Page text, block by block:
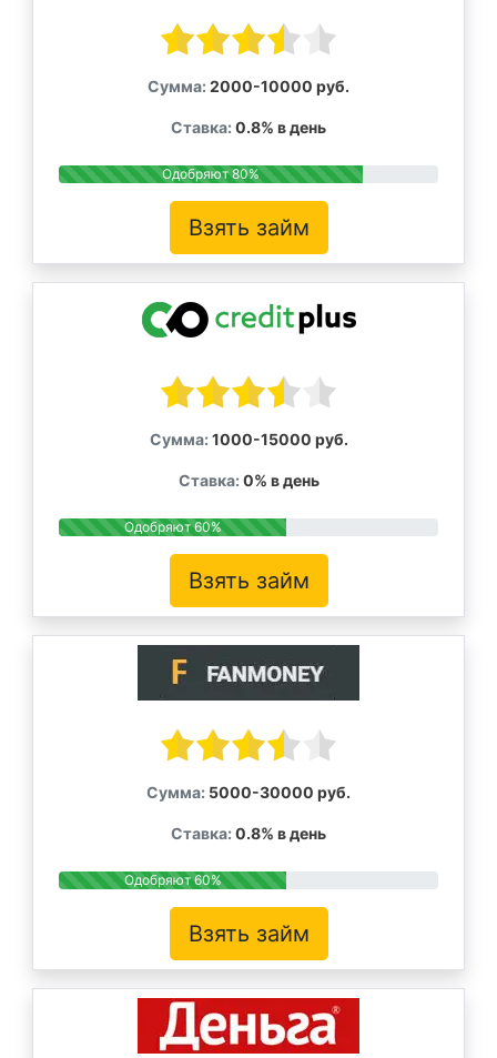
Сумма: 2000-10000 руб.
Ставка: 0.8% в день
Одобряют 80%
Взять займ
Сумма: 1000-15000 руб.
Ставка: 0% в день
Одобряют 60%
Взять займ
Сумма: 5000-30000 руб.
Ставка: 0.8% в день
Одобряют 60%
Взять займ